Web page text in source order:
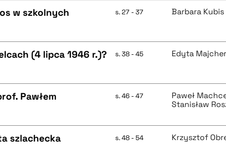
w szkolnych
s. 27 - 37 Barbara Kubis
(4 lipca 1946 r.)? s. 38 - 45 Edyta Majcher
Pawłem
s. 46 - 47
Paweł
Stanisław
szlachecka s. 48 - 54 Krzysztof